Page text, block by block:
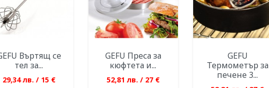
Въртящ се
тел за...
29,34 лв. / 15 €
GEFU Преса за
кюфтета и...
52,81 лв. / 27 €
GEFU
Термометър за
печене 3...